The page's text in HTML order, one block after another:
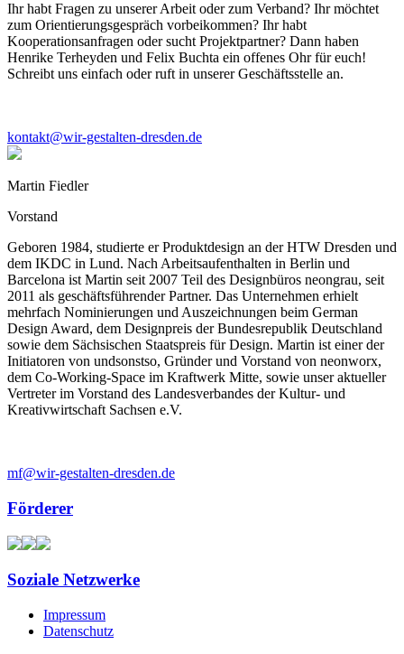
Ihr habt Fragen zu unserer Arbeit oder zum Verband? Ihr möchtet
zum Orientierungsgespräch vorbeikommen? Ihr habt
Kooperationsanfragen oder sucht Projektpartner? Dann haben
Henrike Terheyden und Felix Buchta ein offenes Ohr für euch!
Schreibt uns einfach oder ruft in unserer Geschäftsstelle an.
kontakt@wir-gestalten-dresden.de
Martin Fiedler
Vorstand
Geboren 1984, studierte er Produktdesign an der HTW Dresden und
dem IKDC in Lund. Nach Arbeitsaufenthalten in Berlin und
Barcelona ist Martin seit 2007 Teil des Designbüros neongrau, seit
2011 als geschäftsführender Partner. Das Unternehmen erhielt
mehrfach Nominierungen und Auszeichnungen beim German
Design Award, dem Designpreis der Bundesrepublik Deutschland
sowie dem Sächsischen Staatspreis für Design. Martin ist einer der
Initiatoren von undsonstso, Gründer und Vorstand von neonworx,
dem Co-Working-Space im Kraftwerk Mitte, sowie unser aktueller
Vertreter im Vorstand des Landesverbandes der Kultur- und
Kreativwirtschaft Sachsen e.V.
mf@wir-gestalten-dresden.de
Förderer
Soziale Netzwerke
Impressum
Datenschutz